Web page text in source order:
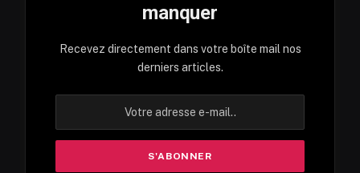
manquer
Recevez directement dans votre boîte mail nos
derniers articles.